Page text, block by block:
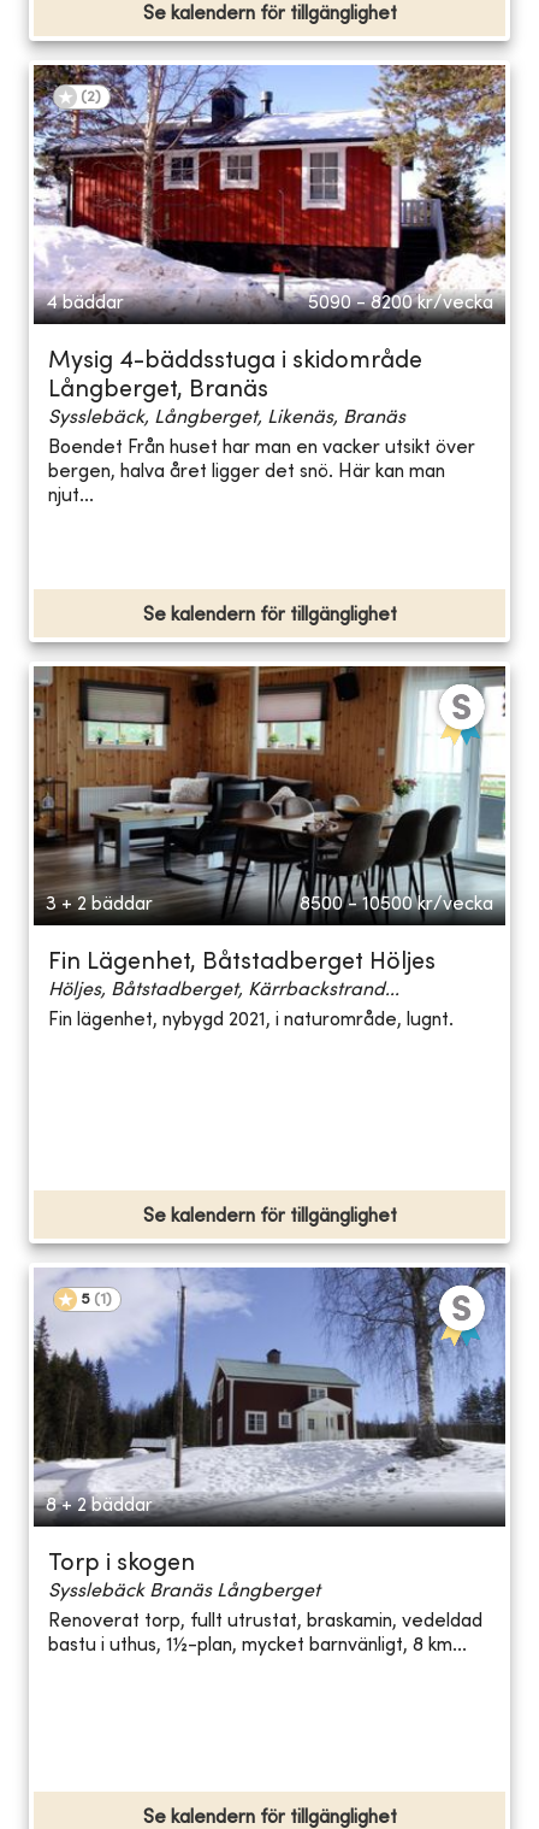
Se kalendern för tillgänglighet
(2)
4 bäddar 5090 - 8200 kr/vecka
Mysig 4-bäddsstuga i skidområde
Långberget, Branäs
Sysslebäck, Långberget, Likenäs, Branäs
Boendet Från huset har man en vacker utsikt över
bergen, halva året ligger det snö. Här kan man
njut...
Se kalendern för tillgänglighet
3 + 2 bäddar 8500 - 10500 kr/vecka
Fin Lägenhet, Båtstadberget Höljes
Höljes, Båtstadberget, Kärrbackstrand...
Fin lägenhet, nybygd 2021, i naturområde, lugnt.
Se kalendern för tillgänglighet
5 (1 )
8 + 2 bäddar
Torp i skogen
Sysslebäck Branäs Långberget
Renoverat torp, fullt utrustat, braskamin, vedeldad
bastu i uthus, 1½-plan, mycket barnvänligt, 8 km...
Se kalendern för tillgänglighet